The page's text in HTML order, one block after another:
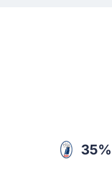
ora per 0 - 1.
35%